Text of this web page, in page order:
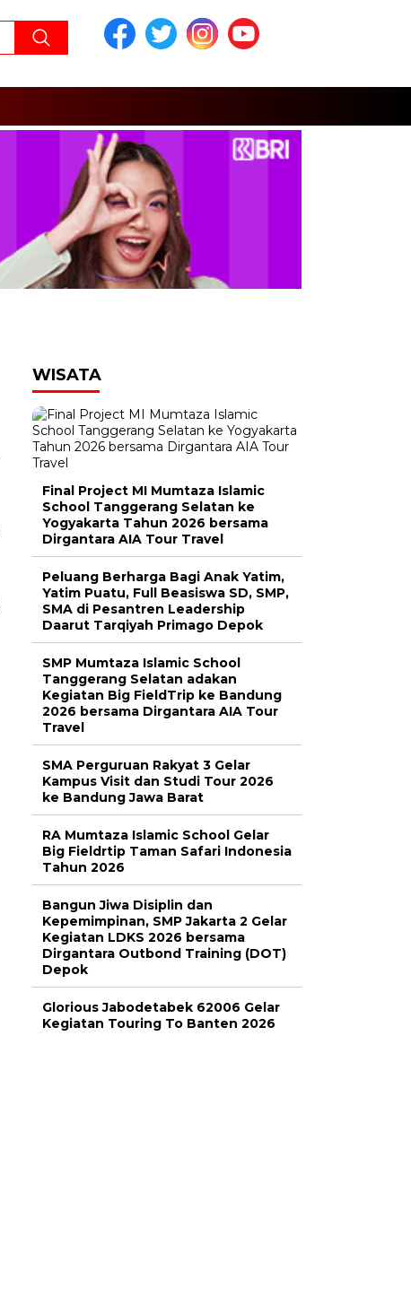
WISATA
Final Project MI Mumtaza Islamic
School Tanggerang Selatan ke
Yogyakarta Tahun 2026 bersama
Dirgantara AIA Tour Travel
Peluang Berharga Bagi Anak Yatim,
Yatim Puatu, Full Beasiswa SD, SMP,
SMA di Pesantren Leadership
Daarut Tarqiyah Primago Depok
SMP Mumtaza Islamic School
Tanggerang Selatan adakan
Kegiatan Big FieldTrip ke Bandung
2026 bersama Dirgantara AIA Tour
Travel
SMA Perguruan Rakyat 3 Gelar
Kampus Visit dan Studi Tour 2026
ke Bandung Jawa Barat
RA Mumtaza Islamic School Gelar
Big Fieldrtip Taman Safari Indonesia
Tahun 2026
Bangun Jiwa Disiplin dan
Kepemimpinan, SMP Jakarta 2 Gelar
Kegiatan LDKS 2026 bersama
Dirgantara Outbond Training (DOT)
Depok
Glorious Jabodetabek 62006 Gelar
Kegiatan Touring To Banten 2026